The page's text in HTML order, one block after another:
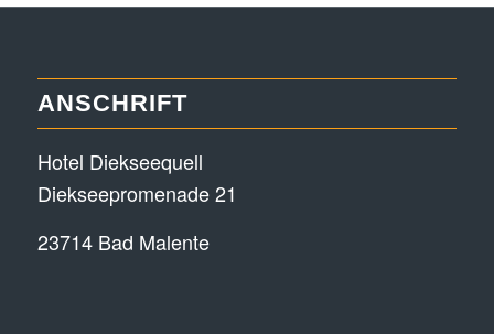
ANSCHRIFT
Hotel Diekseequell
Diekseepromenade 21
23714 Bad Malente